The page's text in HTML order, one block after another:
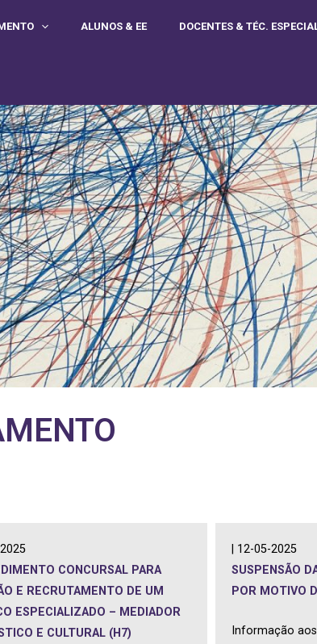
ALUNOS & EE DOCENTES & TÉC.
CONCURSAL PARA
E RECRUTAMENTO DE UM
ESPECIALIZADO – MEDIADOR
E CULTURAL (H7)
| 12-05-2025
SUSPENSÃO
POR MOTIVO
Informação